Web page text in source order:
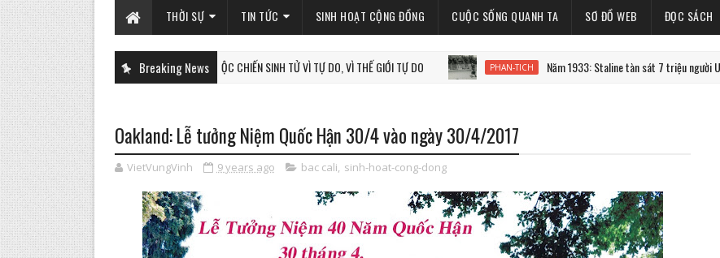
THỜI SỰ TIN TỨC SINH HOẠT CỘNG ĐỒNG CUỘC SỐNG QUANH TA SƠ ĐỒ WEB ĐỌC SÁCH
Breaking News
PHAN-TICH CUỘC CHIẾN SINH TỬ VÌ TỰ DO, VÌ THẾ GIỚI TỰ DO PHAN-TICH Năm 1933: Staline tàn sát 7 triệu người Ukraine
Oakland: Lễ tưởng Niệm Quốc Hận 30/4 vào ngày 30/4/2017
VietVungVinh 9 years ago bac cali, sinh-hoat-cong-dong